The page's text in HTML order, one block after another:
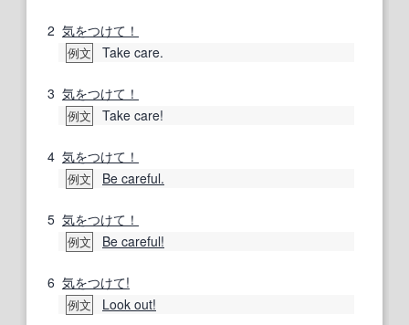
2 気をつけて！
例文 Take care.
3 気をつけて！
例文 Take care!
4 気をつけて！
例文 Be careful.
5 気をつけて！
例文 Be careful!
6 気をつけて!
例文 Look out!